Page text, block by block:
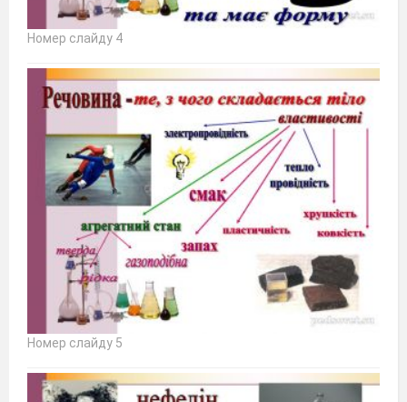
Номер слайду 4
Номер слайду 5